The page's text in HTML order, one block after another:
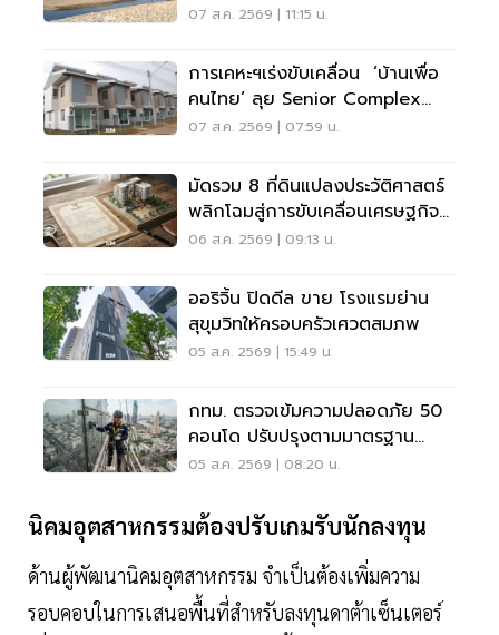
12%
07 ส.ค. 2569 | 11:15 น.
การเคหะฯเร่งขับเคลื่อน ‘บ้านเพื่อ
คนไทย’ ลุย Senior Complex
ฟื้นฟูเมือง
07 ส.ค. 2569 | 07:59 น.
มัดรวม 8 ที่ดินแปลงประวัติศาสตร์
พลิกโฉมสู่การขับเคลื่อนเศรษฐกิจ
เมือง
06 ส.ค. 2569 | 09:13 น.
ออริจิ้น ปิดดีล ขาย โรงแรมย่าน
สุขุมวิทให้ครอบครัวเศวตสมภพ
05 ส.ค. 2569 | 15:49 น.
กทม. ตรวจเข้มความปลอดภัย 50
คอนโด ปรับปรุงตามมาตรฐาน
เคร่งครัด
05 ส.ค. 2569 | 08:20 น.
นิคมอุตสาหกรรมต้องปรับเกมรับนักลงทุน
ด้านผู้พัฒนานิคมอุตสาหกรรม จำเป็นต้องเพิ่มความ
รอบคอบในการเสนอพื้นที่สำหรับลงทุนดาต้าเซ็นเตอร์